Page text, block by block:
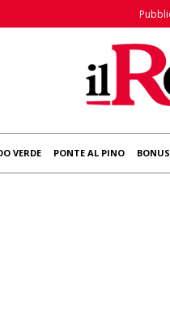
VERDE PONTE AL PINO